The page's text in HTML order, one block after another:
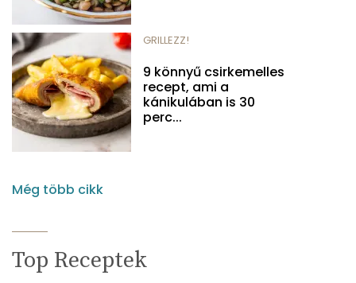
GRILLEZZ!
9 könnyű csirkemelles
recept, ami a
kánikulában is 30
perc...
Még több cikk
Top Receptek